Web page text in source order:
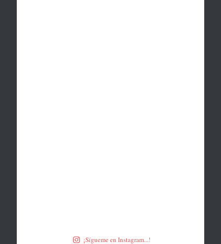
¡Sígueme en Instagram...!